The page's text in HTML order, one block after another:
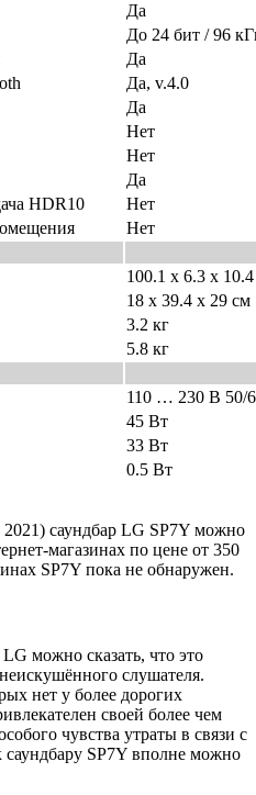
Да
До 24 бит / 96
Да
Да, v.4.0
Да
Нет
Нет
Да
HDR10
Нет
Нет
100.1 x 6.3 x
18 x 39.4 x 29 см
3.2 кг
5.8 кг
110 … 230 В 50/
45 Вт
33 Вт
0.5 Вт
саундбар LG SP7Y можно
магазинах по цене от 350
SP7Y пока не обнаружен.
можно сказать, что это
слушателя.
нет у более дорогих
своей более чем
чувства утраты в связи с
саундбару SP7Y вполне можно